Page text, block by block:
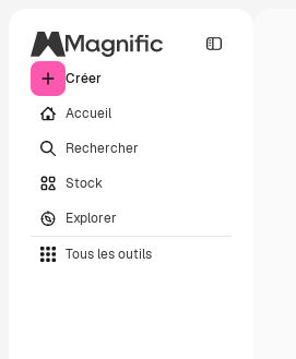
Créer
Accueil
Rechercher
Stock
Explorer
Tous les outils